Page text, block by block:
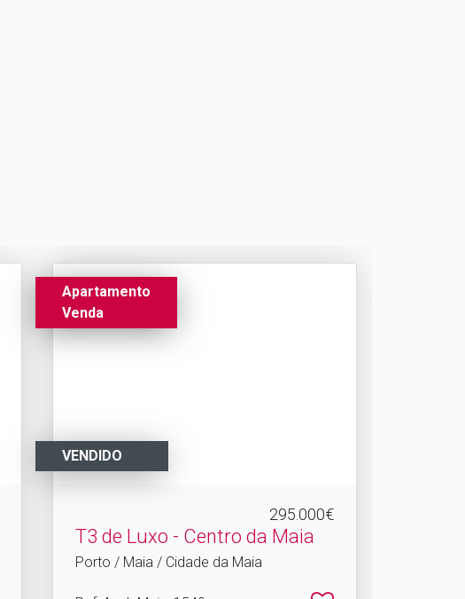
Apartamento
Venda
VENDIDO
295.000€
T3 de Luxo - Centro da Maia
Porto / Maia / Cidade da Maia